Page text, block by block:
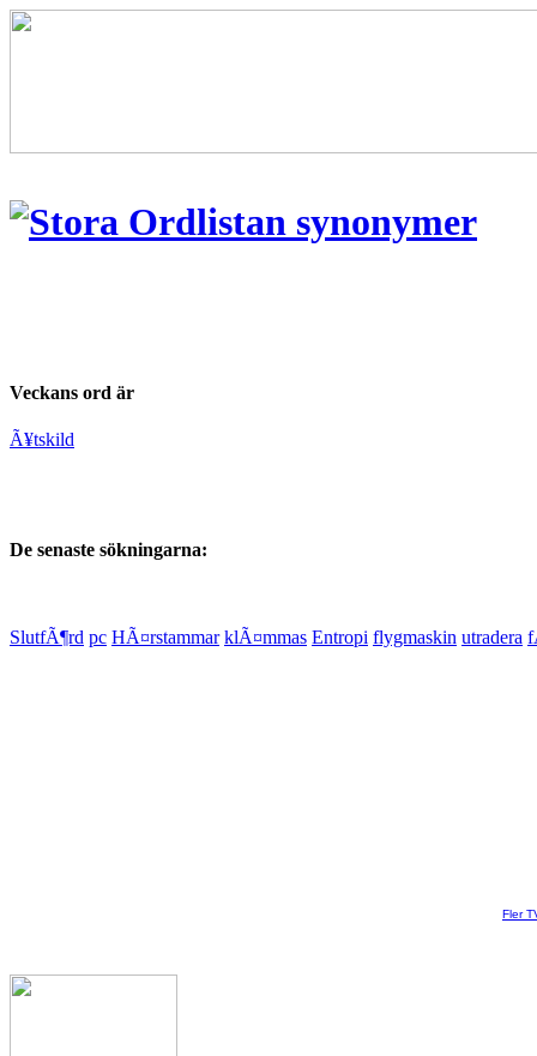
Veckans ord är
Ã¥tskild
De senaste sökningarna:
SlutfÃ¶rd pc HÃ¤rstammar klÃ¤mmas Entropi flygmaskin utradera
Fler